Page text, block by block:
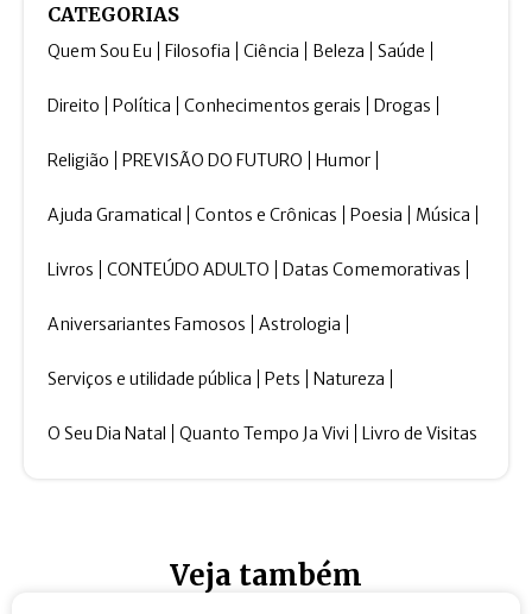
CATEGORIAS
Quem Sou Eu Filosofia Ciência Beleza Saúde
Direito Política Conhecimentos gerais Drogas
Religião PREVISÃO DO FUTURO Humor
Ajuda Gramatical Contos e Crônicas Poesia Música
Livros CONTEÚDO ADULTO Datas Comemorativas
Aniversariantes Famosos Astrologia
Serviços e utilidade pública Pets Natureza
O Seu Dia Natal Quanto Tempo Ja Vivi Livro de Visitas
Veja também